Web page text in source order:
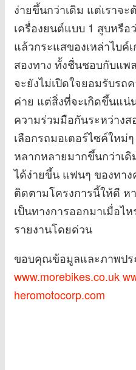
ง่ายขึ้นกว่าเดิม แต่เราจ
เครื่องยนต์แบบ 1 สูบหรือ
แล้วกระแสของเหล่าไบค์
สองทาง ทั้งชื่นชอบกับแพ
จะยังไม่เปิดใจยอมรับรถ
ค่าย แต่สิ่งที่จะเกิดขึ้นแ
ความร่วมมือกันระหว่าง
เลือกรถมอเตอร์ไซค์ใหม่
หลากหลายมากขึ้นกว่าเ
ได้ง่ายขึ้น แฟนๆ ของทาง
ติดตามโครงการนี้ให้ดี ห
เป็นทางการออกมาเมื่อไ
รายงานโดยด่วน
ขอบคุณข้อมูลและภาพปร
www.morebikes.co.uk
heromotocorp.com